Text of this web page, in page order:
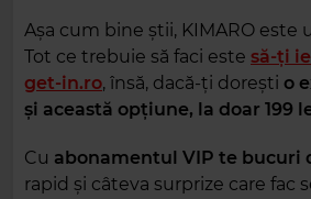
Așa cum bine știi, KIMARO este
Tot ce trebuie să faci este să-ți
get-in.ro, însă, dacă-ți dorești o
și această opțiune, la doar 199
Cu abonamentul VIP te bucuri
rapid și câteva surprize care fac